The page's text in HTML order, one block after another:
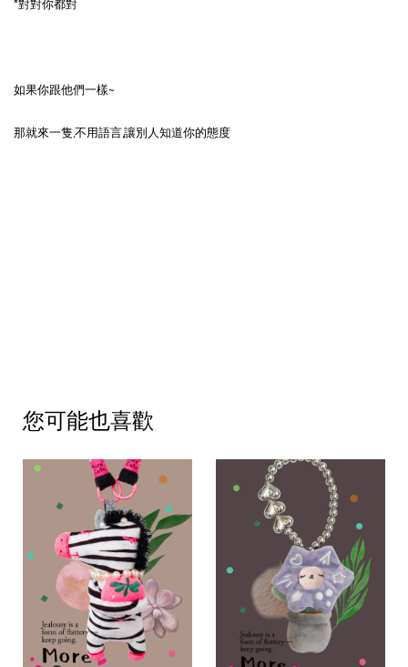
*對對你都對
如果你跟他們一樣~
那就來一隻,不用語言,讓別人知道你的態度
您可能也喜歡